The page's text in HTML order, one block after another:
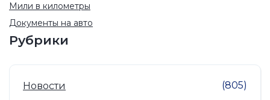
Мили в километры
Документы на авто
Рубрики
Новости (805)